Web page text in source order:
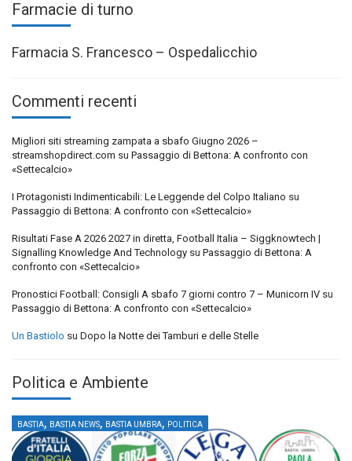
Farmacie di turno
Farmacia S. Francesco – Ospedalicchio
Commenti recenti
Migliori siti streaming zampata a sbafo Giugno 2026 –
streamshopdirect.com su Passaggio di Bettona: A confronto con
«Settecalcio»
I Protagonisti Indimenticabili: Le Leggende del Colpo Italiano su
Passaggio di Bettona: A confronto con «Settecalcio»
Risultati Fase A 2026 2027 in diretta, Football Italia – Siggknowtech |
Signalling Knowledge And Technology su Passaggio di Bettona: A
confronto con «Settecalcio»
Pronostici Football: Consigli A sbafo 7 giorni contro 7 – Municorn IV su
Passaggio di Bettona: A confronto con «Settecalcio»
Un Bastiolo su Dopo la Notte dei Tamburi e delle Stelle
Politica e Ambiente
BASTIA, BASTIA NEWS, BASTIA UMBRA, POLITICA